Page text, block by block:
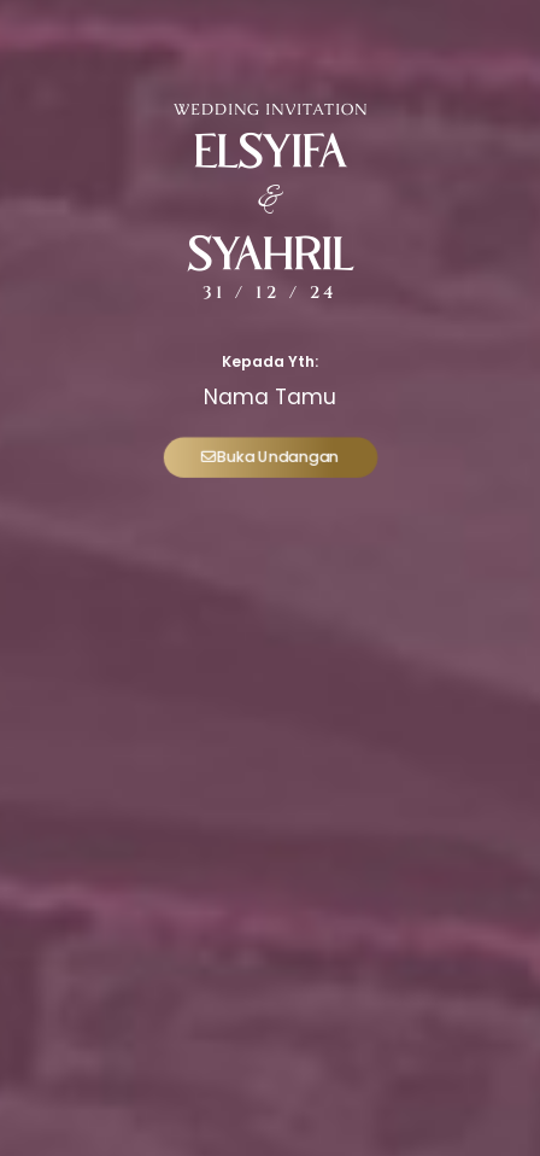
WEDDING INVITATION
ELSYIFA
&
SYAHRIL
31 / 12 / 24
Kepada Yth:
Nama Tamu
Buka Undangan